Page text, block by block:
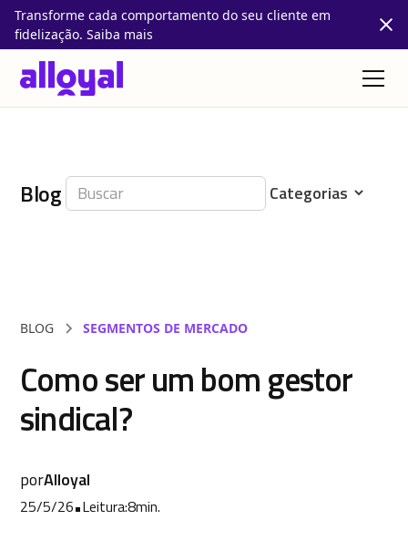
Transforme cada comportamento do seu cliente em
fidelização. Saiba mais
Blog
BLOG SEGMENTOS DE MERCADO
Como ser um bom gestor
sindical?
porAlloyal
25/5/26•Leitura:8min.